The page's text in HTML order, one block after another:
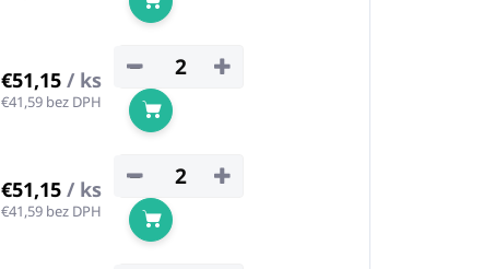
Do košíka
€51,15 / ks
€41,59 bez DPH
+
−
Do košíka
€51,15 / ks
€41,59 bez DPH
+
−
Do košíka